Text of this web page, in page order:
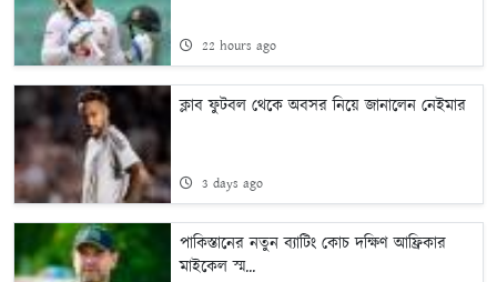
22 hours ago
ক্লাব ফুটবল থেকে অবসর নিয়ে জানালেন নেইমার
3 days ago
পাকিস্তানের নতুন ব্যাটিং কোচ দক্ষিণ আফ্রিকার
মাইকেল স্ম...